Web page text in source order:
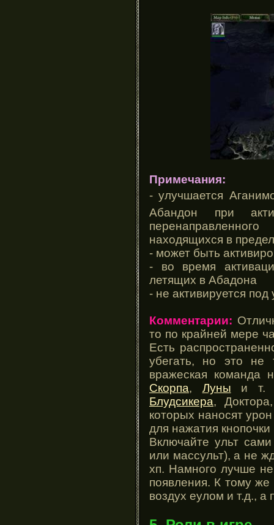
Примечания:
- улучшается
Абандон при
находящихся в
- может быть
- во время
летящих в Абадона
- не активируется
Комментарии:
то по крайней мере
Есть
убегать, но это не
вражеская команда
Скорпа, Луны и т.
Блудсикера,
которых наносят
для нажатия кнопочки
Включайте ульт
или массульт), а не
хп. Намного лучше не
появления. К тому же
воздух еулом и т.д., а